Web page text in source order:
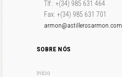
Tlf.: +(34) 985 631 464
Fax: +(34) 985 631 701
armon@astillerosarmon.com
SOBRE NÓS
Início